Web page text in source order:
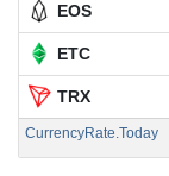
EOS
ETC
TRX
CurrencyRate.Today